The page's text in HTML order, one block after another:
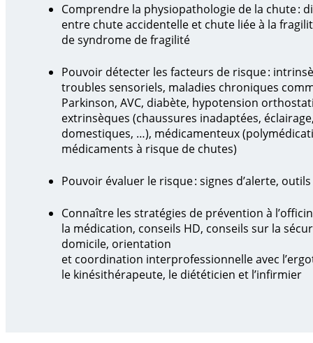
Comprendre la physiopathologie de la chute :
entre chute accidentelle et chute liée à la
de syndrome de fragilité
Pouvoir détecter les facteurs de risque :
troubles sensoriels, maladies chroniques
Parkinson, AVC, diabète, hypotension
extrinsèques (chaussures inadaptées,
domestiques, …), médicamenteux
médicaments à risque de chutes)
Pouvoir évaluer le risque : signes d’alerte,
Connaître les stratégies de prévention à
la médication, conseils HD, conseils sur la
domicile, orientation
et coordination interprofessionnelle avec
le kinésithérapeute, le diététicien et l’infirmier